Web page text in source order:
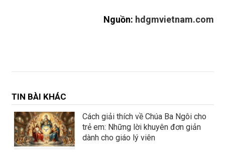
Nguồn: hdgmvietnam.com
TIN BÀI KHÁC
Cách giải thích về Chúa Ba Ngôi cho
trẻ em: Những lời khuyên đơn giản
dành cho giáo lý viên